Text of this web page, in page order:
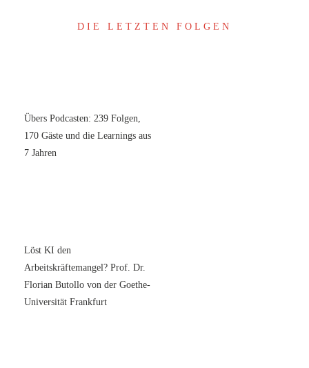
DIE LETZTEN FOLGEN
Übers Podcasten: 239 Folgen,
170 Gäste und die Learnings aus
7 Jahren
Löst KI den
Arbeitskräftemangel? Prof. Dr.
Florian Butollo von der Goethe-
Universität Frankfurt